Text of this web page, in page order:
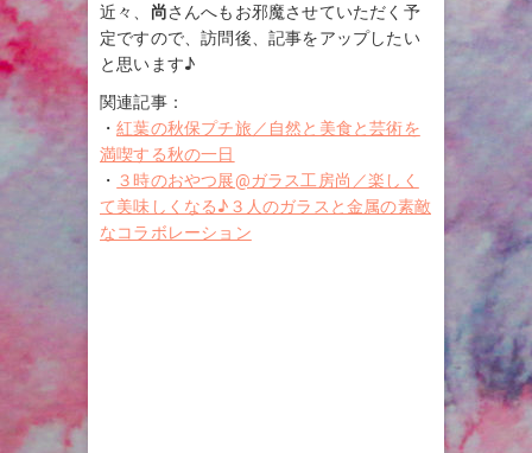
近々、 尚さんへもお邪魔させていただく予
定ですので、訪問後、記事をアップしたい
と思います♪
関連記事：
・紅葉の秋保プチ旅／自然と美食と芸術を
満喫する秋の一日
・ ３時のおやつ展@ガラス工房尚／楽しく
て美味しくなる♪３人のガラスと金属の素敵
なコラボレーション